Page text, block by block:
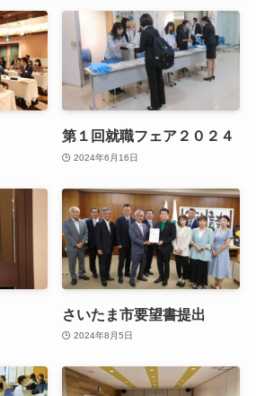
第１回就職フェア２０２４
2024年6月16日
さいたま市要望書提出
2024年8月5日